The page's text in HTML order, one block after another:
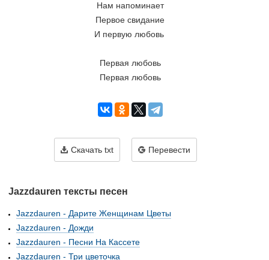
Нам напоминает
Первое свидание
И первую любовь
Первая любовь
Первая любовь
Скачать txt Перевести
Jazzdauren тексты песен
Jazzdauren - Дарите Женщинам Цветы
Jazzdauren - Дожди
Jazzdauren - Песни На Кассете
Jazzdauren - Три цветочка